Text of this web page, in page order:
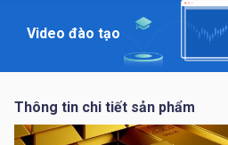
Phân tích thị trường
Video đào tạo
Thông tin chi tiết sản phẩm